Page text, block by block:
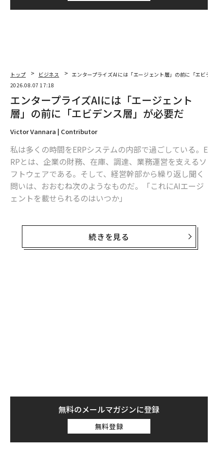
トップ ビジネス
エンタープライズAIには「エージェント層」の前に「エビデ
2026.08.07 17:18
エンタープライズAIには「エージェント
層」の前に「エビデンス層」が必要だ
Victor Vannara | Contributor
私は多くの時間をERPシステムの内部で過ごしている。E
RPとは、企業の財務、在庫、調達、業務運営を支えるソ
フトウェアである。そして、経営幹部から繰り返し聞く
問いは、おおむね次のようなものだ。「これにAIエージ
ェントを載せられるのはいつか」
エージェントが有用ではないからではない。有用であ
する事実の収集、その出所の追跡、情報源間の矛盾の解
消、そして人間とソフトウェアの双方に意思決定の信頼
できる拠り所を提供するといった「グラウンディング
（根拠付け）」を担う。
続きを見る
無料のメールマガジンに登録
無料登録